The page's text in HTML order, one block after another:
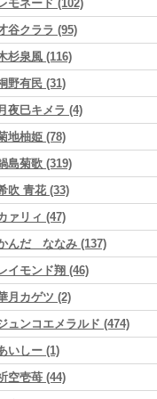
モネード (102)
谷クララ (95)
杉泉風 (116)
野有民 (31)
夜巳キメラ (4)
地柚姫 (78)
島菊歌 (319)
吹 青花 (33)
ァリィ (47)
んだ ななみ (137)
イモンド翔 (46)
月カゲツ (2)
ュンコエメラルド (474)
いしー (1)
空壱苺 (44)